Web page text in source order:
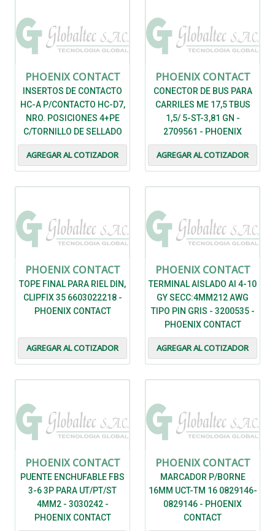
PHOENIX CONTACT
INSERTOS DE CONTACTO
HC-A P/CONTACTO HC-D7,
NRO. POSICIONES 4+PE
C/TORNILLO DE SELLADO
230/400V - HC-A04-I-UT-F -
PHOENIX CONTACT
AGREGAR AL COTIZADOR
PHOENIX CONTACT
CONECTOR DE BUS PARA
CARRILES ME 17,5 TBUS
1,5/ 5-ST-3,81 GN -
2709561 - PHOENIX
CONTACT
AGREGAR AL COTIZADOR
PHOENIX CONTACT
TOPE FINAL PARA RIEL DIN,
CLIPFIX 35 6603022218 -
PHOENIX CONTACT
AGREGAR AL COTIZADOR
PHOENIX CONTACT
TERMINAL AISLADO AI 4-10
GY SECC:4MM212 AWG
TIPO PIN GRIS - 3200535 -
PHOENIX CONTACT
AGREGAR AL COTIZADOR
PHOENIX CONTACT
PUENTE ENCHUFABLE FBS
3-6 3P PARA UT/PT/ST
4MM2 - 3030242 -
PHOENIX CONTACT
PHOENIX CONTACT
MARCADOR P/BORNE
16MM UCT-TM 16 0829146-
0829146 - PHOENIX
CONTACT